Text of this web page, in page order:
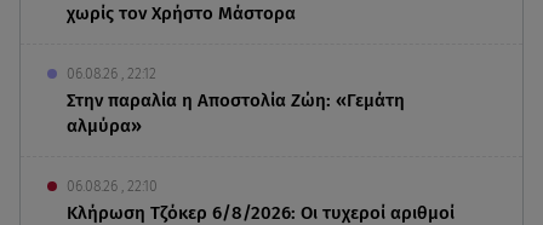
χωρίς τον Χρήστο Μάστορα
06.08.26 , 22:12
Στην παραλία η Αποστολία Ζώη: «Γεμάτη
αλμύρα»
06.08.26 , 22:10
Κλήρωση Τζόκερ 6/8/2026: Οι τυχεροί αριθμοί